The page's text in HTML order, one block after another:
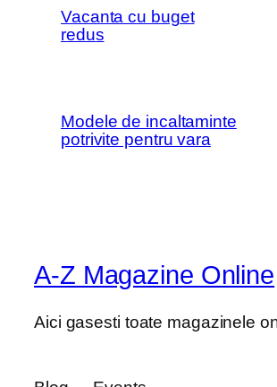
Vacanta cu buget
redus
Modele de incaltaminte
potrivite pentru vara
A-Z Magazine Online
Aici gasesti toate magazinele